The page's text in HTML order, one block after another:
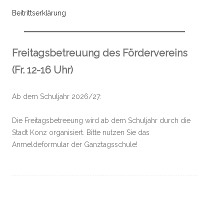
Beitrittserklärung
Freitagsbetreuung des Fördervereins
(Fr. 12-16 Uhr)
Ab dem Schuljahr 2026/27:
Die Freitagsbetreeung wird ab dem Schuljahr durch die
Stadt Konz organisiert. Bitte nutzen Sie das
Anmeldeformular der Ganztagsschule!